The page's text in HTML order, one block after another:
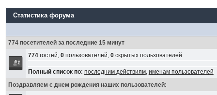
Статистика форума
774 посетителей за последние 15 минут
774гостей, 0пользователей, 0скрытых пользователей
Полный список по: последним действиям, именам пользователей
Поздравляем с днем рождения наших пользователей: